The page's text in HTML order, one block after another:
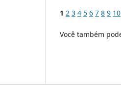
1 2 3 4 5 6 7 8 9 10
Você também